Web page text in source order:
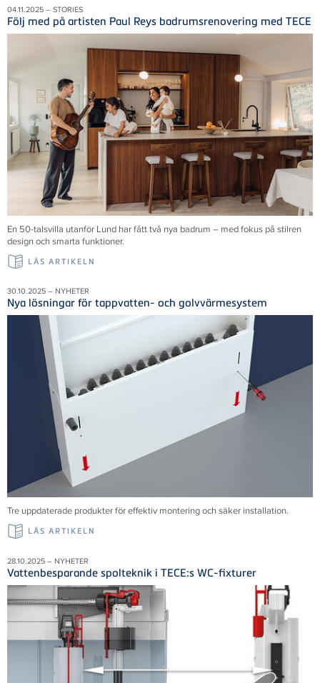
04.11.2025 – STORIES
Följ med på artisten Paul Reys badrumsrenovering med TECE
En 50-talsvilla utanför Lund har fått två nya badrum – med fokus på stilren
design och smarta funktioner.
LÄS ARTIKELN
30.10.2025 – NYHETER
Nya lösningar för tappvatten- och golvvärmesystem
Tre uppdaterade produkter för effektiv montering och säker installation.
LÄS ARTIKELN
28.10.2025 – NYHETER
Vattenbesparande spolteknik i TECE:s WC-fixturer